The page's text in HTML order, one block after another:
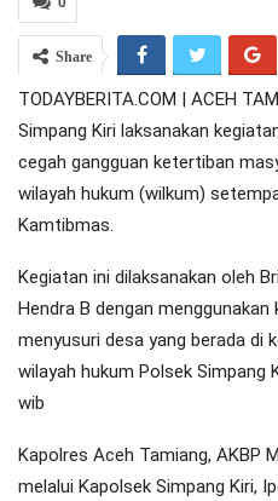
Share
TODAYBERITA.COM | ACEH
Simpang Kiri laksanakan
cegah gangguan ketertiban
wilayah hukum (wilkum)
Kamtibmas.
Kegiatan ini dilaksanakan oleh
Hendra B dengan menggunakan
menyusuri desa yang berada di
wilayah hukum Polsek Simpang
wib
Kapolres Aceh Tamiang, AKBP
melalui Kapolsek Simpang Kiri,